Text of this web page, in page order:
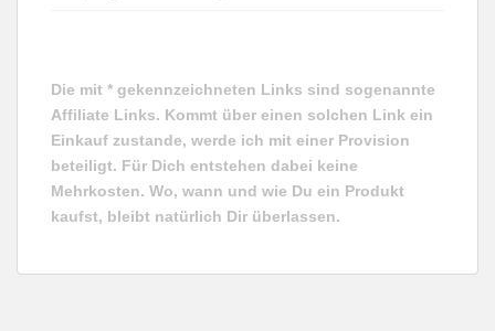
Die mit * gekennzeichneten Links sind sogenannte
Affiliate Links. Kommt über einen solchen Link ein
Einkauf zustande, werde ich mit einer Provision
beteiligt. Für Dich entstehen dabei keine
Mehrkosten. Wo, wann und wie Du ein Produkt
kaufst, bleibt natürlich Dir überlassen.